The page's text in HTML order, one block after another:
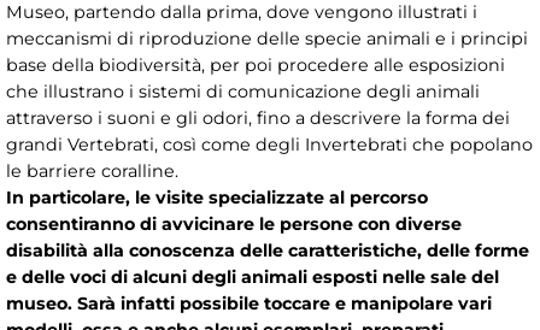
Museo, partendo dalla prima, dove vengono illustrati i
meccanismi di riproduzione delle specie animali e i principi
base della biodiversità, per poi procedere alle esposizioni
che illustrano i sistemi di comunicazione degli animali
attraverso i suoni e gli odori, fino a descrivere la forma dei
grandi Vertebrati, così come degli Invertebrati che popolano
le barriere coralline.
In particolare, le visite specializzate al percorso
consentiranno di avvicinare le persone con diverse
disabilità alla conoscenza delle caratteristiche, delle forme
e delle voci di alcuni degli animali esposti nelle sale del
museo. Sarà infatti possibile toccare e manipolare vari